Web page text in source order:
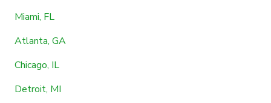
Miami, FL
Atlanta, GA
Chicago, IL
Detroit, MI